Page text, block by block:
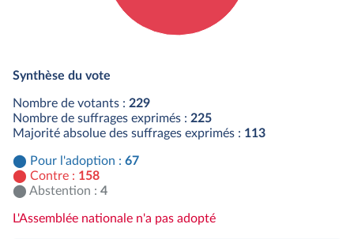
Synthèse du vote
Nombre de votants : 229
Nombre de suffrages exprimés : 225
Majorité absolue des suffrages exprimés : 113
Pour l'adoption : 67
Contre : 158
Abstention : 4
L'Assemblée nationale n'a pas adopté